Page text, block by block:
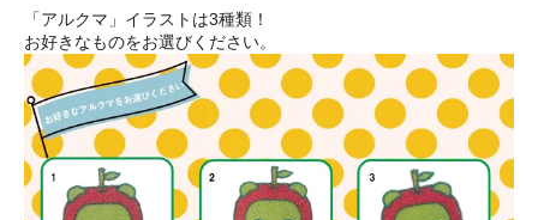
「アルクマ」イラストは3種類！
お好きなものをお選びください。